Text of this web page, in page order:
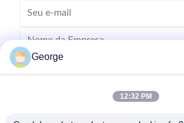
George
12:32 PM